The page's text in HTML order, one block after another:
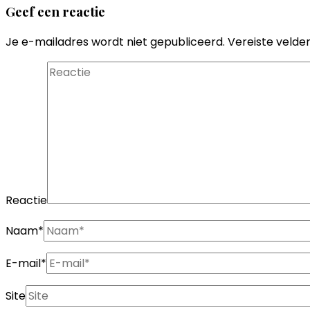
Geef een reactie
Je e-mailadres wordt niet gepubliceerd. Vereiste
Reactie
Naam*
E-mail*
Site